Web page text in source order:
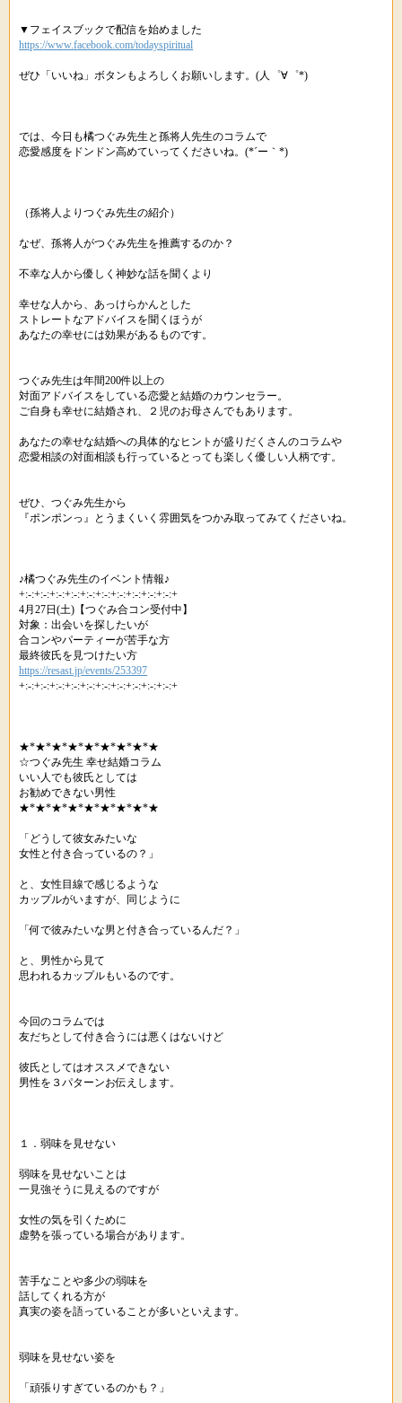
▼フェイスブックで配信を始めました
https://www.facebook.com/todayspiritual
ぜひ「いいね」ボタンもよろしくお願いします。(人゜∀゜*)
では、今日も橘つぐみ先生と孫将人先生のコラムで
恋愛感度をドンドン高めていってくださいね。(*´ー｀*)ゞ
（孫将人よりつぐみ先生の紹介）
なぜ、孫将人がつぐみ先生を推薦するのか？
不幸な人から優しく神妙な話を聞くより
幸せな人から、あっけらかんとした
ストレートなアドバイスを聞くほうが
あなたの幸せには効果があるものです。
つぐみ先生は年間200件以上の
対面アドバイスをしている恋愛と結婚のカウンセラー。
ご自身も幸せに結婚され、２児のお母さんでもあります。
あなたの幸せな結婚への具体的なヒントが盛りだくさんのコラムや
恋愛相談の対面相談も行っているとっても楽しく優しい人柄です。
ぜひ、つぐみ先生から
『ポンポンっ』とうまくいく雰囲気をつかみ取ってみてくださいね。
♪橘つぐみ先生のイベント情報♪
+:-:+:-:+:-:+:-:+:-:+:-:+:-:+:-:+:-:+:-:+
4月27日(土)【つぐみ合コン受付中】
対象：出会いを探したいが
合コンやパーティーが苦手な方
最終彼氏を見つけたい方
https://resast.jp/events/253397
+:-:+:-:+:-:+:-:+:-:+:-:+:-:+:-:+:-:+:-:+
★*★*★*★*★*★*★*★*★
☆つぐみ先生 幸せ結婚コラム
いい人でも彼氏としては
お勧めできない男性
★*★*★*★*★*★*★*★*★
「どうして彼女みたいな
女性と付き合っているの？」
と、女性目線で感じるような
カップルがいますが、同じように
「何で彼みたいな男と付き合っているんだ？」
と、男性から見て
思われるカップルもいるのです。
今回のコラムでは
友だちとして付き合うには悪くはないけど
彼氏としてはオススメできない
男性を３パターンお伝えします。
１．弱味を見せない
弱味を見せないことは
一見強そうに見えるのですが
女性の気を引くために
虚勢を張っている場合があります。
苦手なことや多少の弱味を
話してくれる方が
真実の姿を語っていることが多いといえます。
弱味を見せない姿を
「頑張りすぎているのかも？」